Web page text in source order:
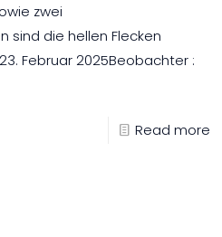
zwei
sind die hellen Flecken
Februar 2025Beobachter :
Read more